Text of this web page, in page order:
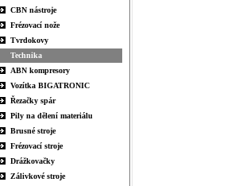
CBN nástroje
Frézovací nože
Tvrdokovy
Technika
ABN kompresory
Vozítka BIGATRONIC
Řezačky spár
Pily na dělení materiálu
Brusné stroje
Frézovací stroje
Drážkovačky
Zálivkové stroje